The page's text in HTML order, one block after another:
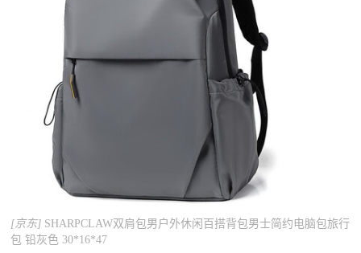
[京东] SHARPCLAW双肩包男户外休闲百搭背包男士简约电脑包旅行
包 铅灰色 30*16*47